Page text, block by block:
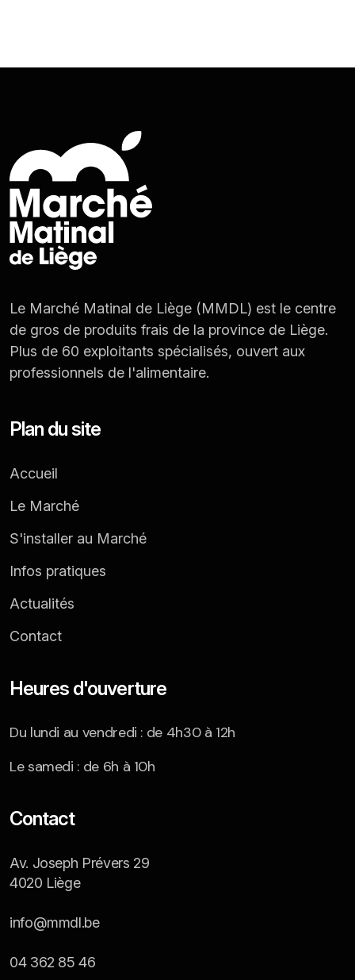
Le Marché Matinal de Liège (MMDL) est le centre
de gros de produits frais de la province de Liège.
Plus de 60 exploitants spécialisés, ouvert aux
professionnels de l'alimentaire.
Plan du site
Accueil
Le Marché
S'installer au Marché
Infos pratiques
Actualités
Contact
Heures d'ouverture
Du lundi au vendredi : de 4h30 à 12h
Le samedi : de 6h à 10h
Contact
Av. Joseph Prévers 29
4020 Liège
info@mmdl.be
04 362 85 46